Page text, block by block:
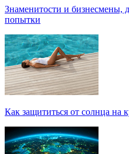
Знаменитости и бизнесмены,
попытки
Как защититься от солнца на